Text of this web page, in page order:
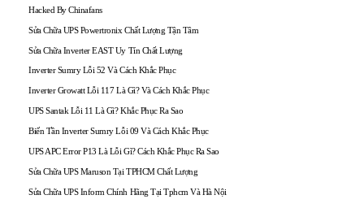
Hacked By Chinafans
Sửa Chữa UPS Powertronix Chất Lượng Tận Tâm
Sửa Chữa Inverter EAST Uy Tín Chất Lượng
Inverter Sumry Lỗi 52 Và Cách Khắc Phục
Inverter Growatt Lỗi 117 Là Gì? Và Cách Khắc Phục
UPS Santak Lỗi 11 Là Gì? Khắc Phục Ra Sao
Biến Tần Inverter Sumry Lỗi 09 Và Cách Khắc Phục
UPS APC Error P13 Là Lỗi Gì? Cách Khắc Phục Ra Sao
Sửa Chữa UPS Maruson Tại TPHCM Chất Lượng
Sửa Chữa UPS Inform Chính Hãng Tại Tphcm Và Hà Nội